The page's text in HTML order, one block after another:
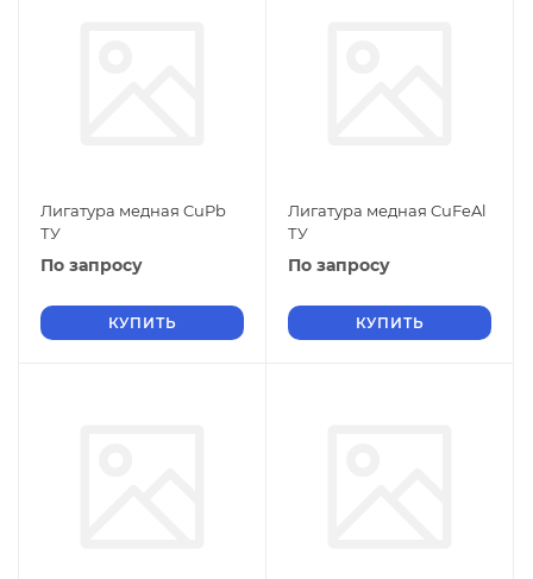
Лигатура медная CuPb
ТУ
По запросу
КУПИТЬ
Лигатура медная CuFeAl
ТУ
По запросу
КУПИТЬ